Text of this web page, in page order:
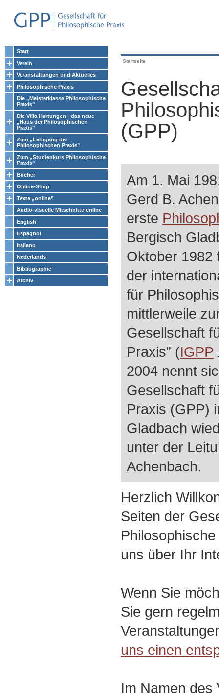
Start
Verein
Veranstaltungen und Aktuelles
Philosophische Praxis
Die „Meisterklasse Philosophische
Praxis”
Die Villa Hartungen - das neue
„Haus der Philosophischen
Praxis”
Zum „Lehrgang der
Philosophischen Praxis”
Zum „Studienkurs Philosophische
Praxis”
Bücher
Online-Shop
Texte „online”
Audio-visuelle Mitschnitte online
English
Espagnol
Italiano
Nederlands
Bibliographie
Archiv
Startseite
(GPP)
Am 1. Mai
Gerd B.
erste
Bergisch
Oktober 1982
der
für
mittlerweile
Gesellschaft
Praxis” (IGPP
2004 nennt
Gesellschaft
Praxis (GPP)
Gladbach
unter der
Achenbach.
Herzlich
Seiten der
uns über Ihr
Wenn Sie
Sie gern
uns einen
Im Namen des